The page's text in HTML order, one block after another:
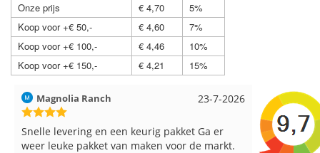
Onze prijs
€ 4,70
5%
Koop voor +€ 50,-
€ 4,60
7%
Koop voor +€ 100,-
€ 4,46
10%
Koop voor +€ 150,-
€ 4,21 15%
17-7-2026
Hilde uit Loyers
Reeds meerdere keren breigaren en
breinaalden besteld, altijd heel tevreden over
Loes uit
Snelle